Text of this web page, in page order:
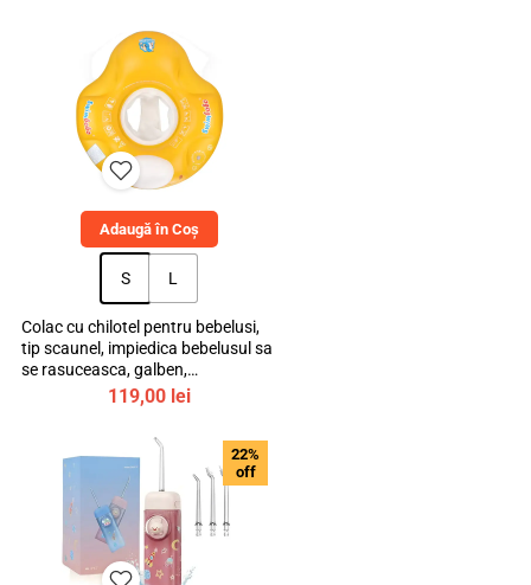
Adaugă în Coș
S L
Colac cu chilotel pentru bebelusi,
tip scaunel, impiedica bebelusul sa
se rasuceasca, galben,
bebeLOGIC™119,00 lei
22%
off